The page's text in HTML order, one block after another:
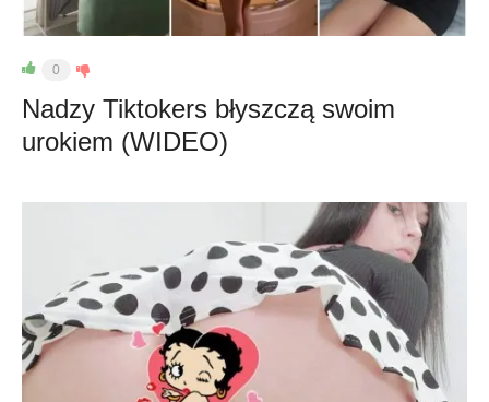
0
Nadzy Tiktokers błyszczą swoim
urokiem (WIDEO)